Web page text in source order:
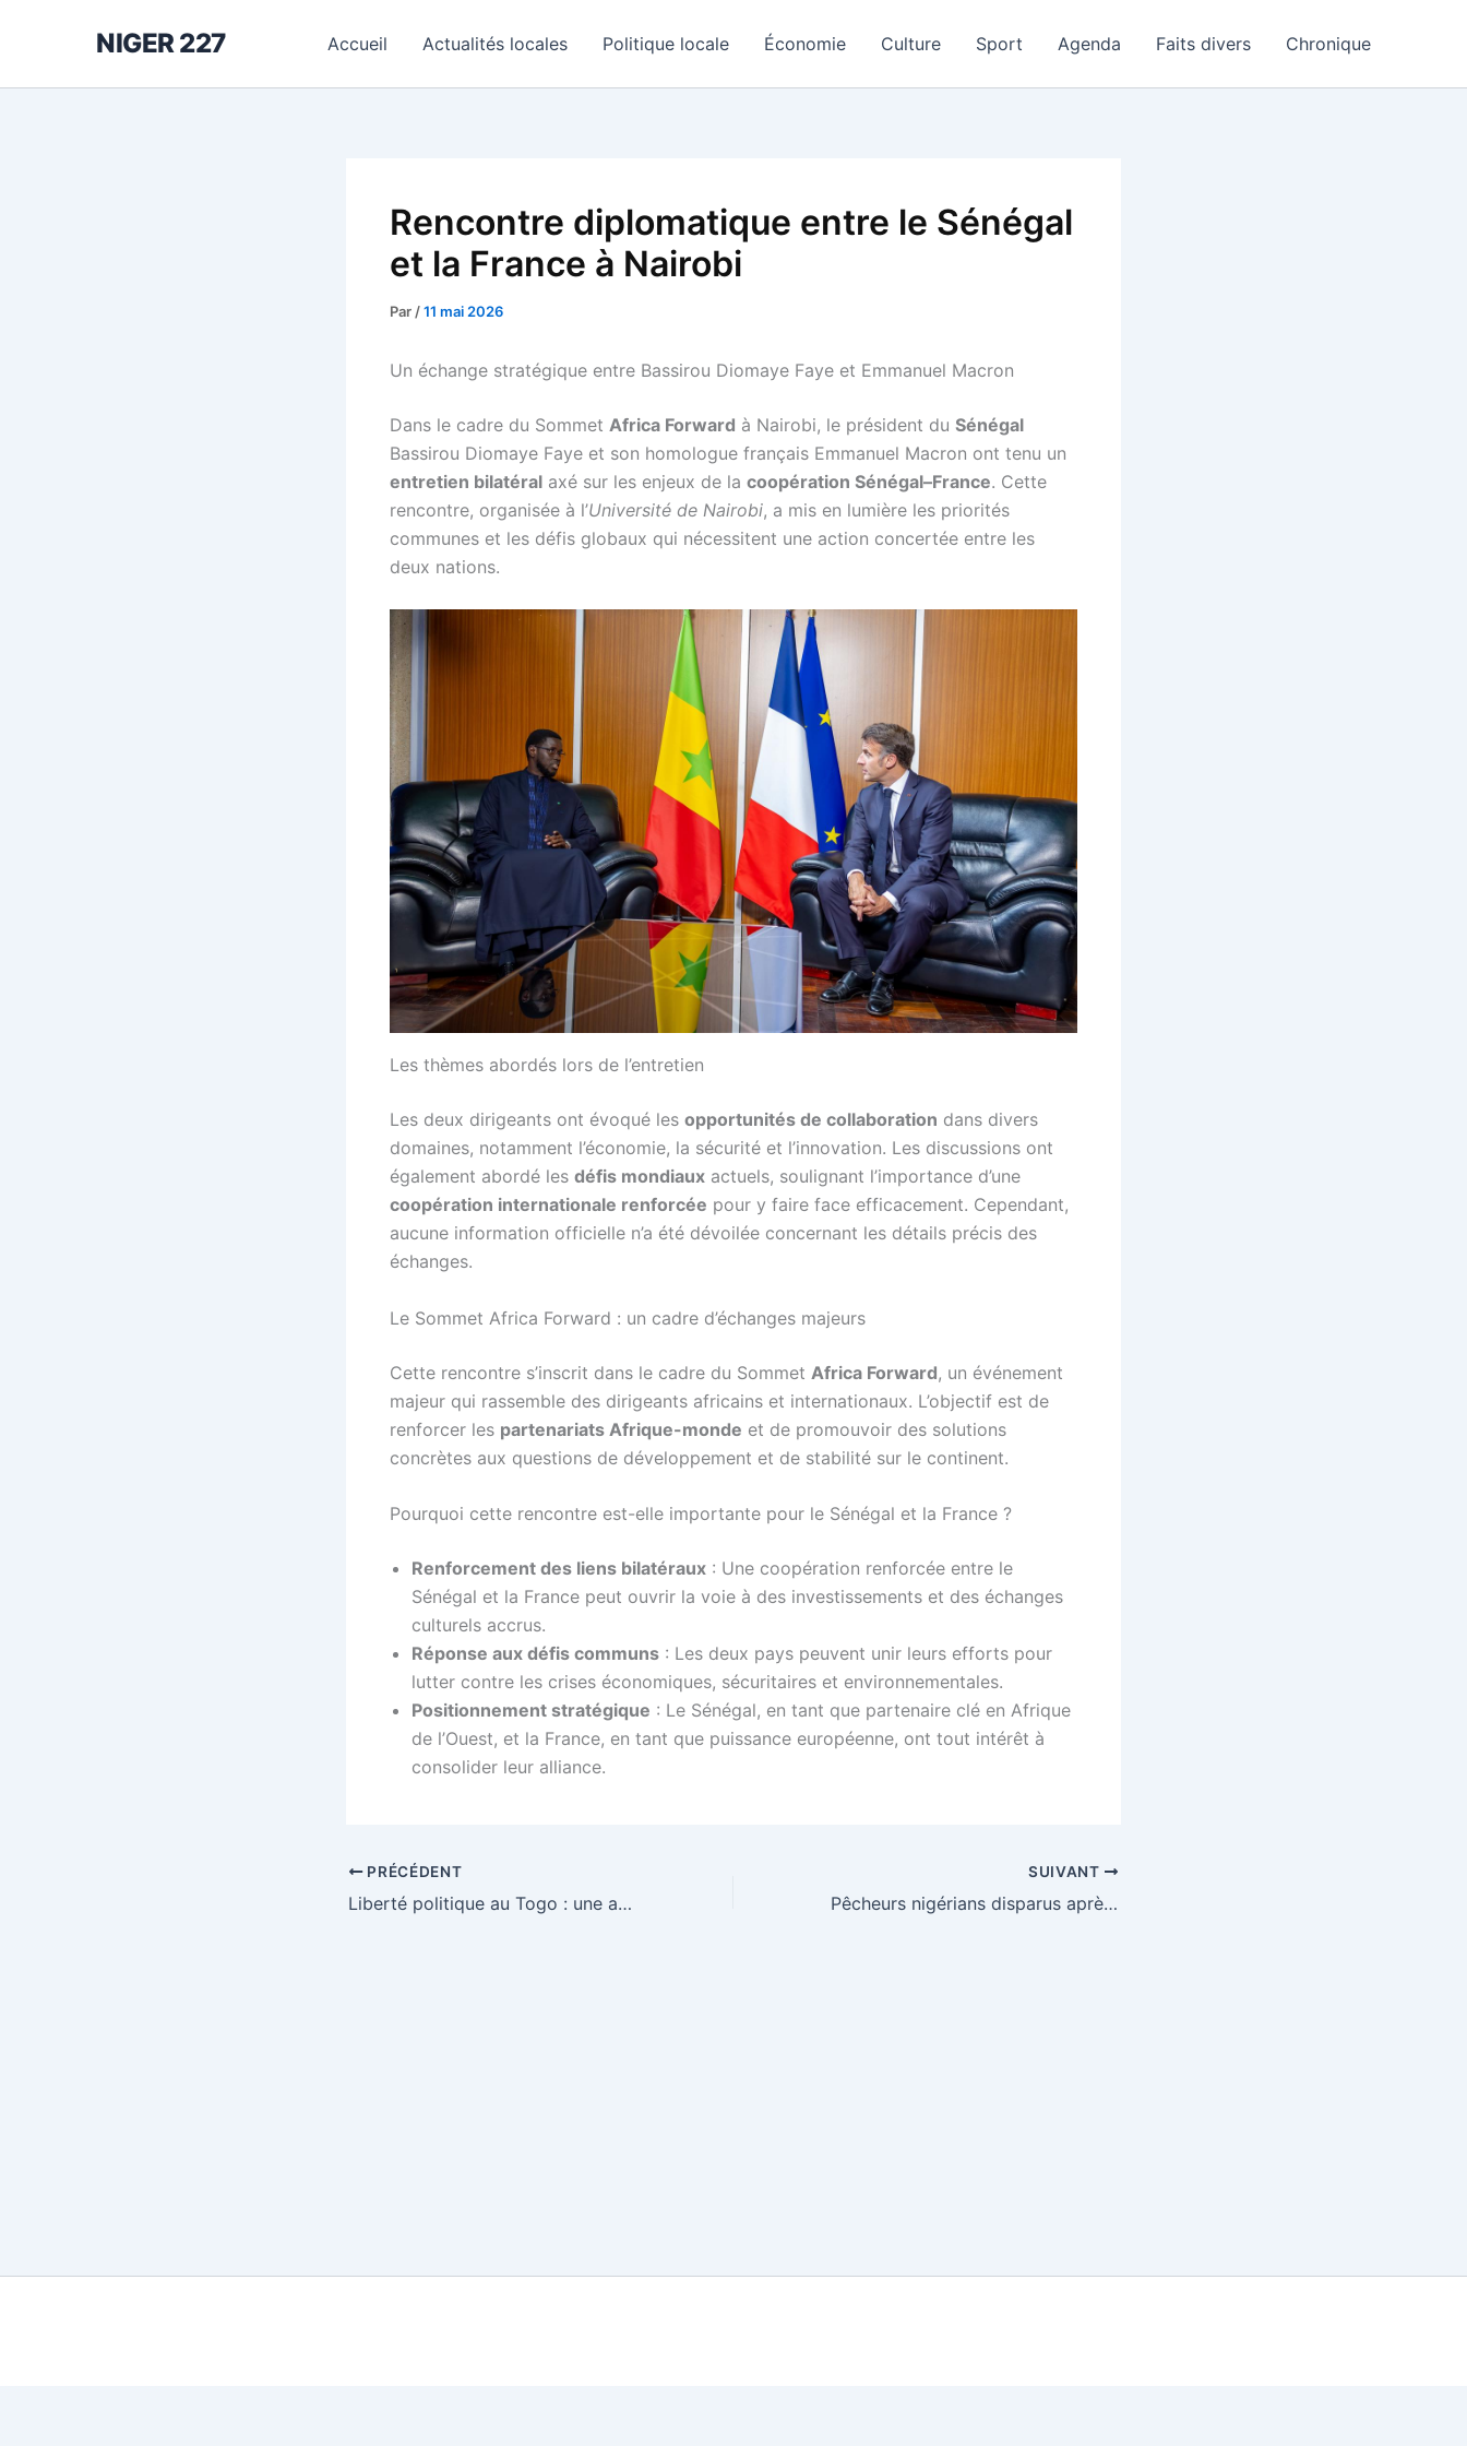
NIGER 227 Accueil Actualités locales Politique locale Économie Culture Sport Agenda Faits divers Chronique
Rencontre diplomatique entre le Sénégal
et la France à Nairobi
Par /11 mai 2026
Un échange stratégique entre Bassirou Diomaye Faye et Emmanuel Macron
Dans le cadre du Sommet Africa Forward à Nairobi, le président du Sénégal
Bassirou Diomaye Faye et son homologue français Emmanuel Macron ont tenu un
entretien bilatéral axé sur les enjeux de la coopération Sénégal–France. Cette
rencontre, organisée à l’Université de Nairobi, a mis en lumière les priorités
communes et les défis globaux qui nécessitent une action concertée entre les
deux nations.
Les thèmes abordés lors de l’entretien
Les deux dirigeants ont évoqué les opportunités de collaboration dans divers
domaines, notamment l’économie, la sécurité et l’innovation. Les discussions ont
également abordé les défis mondiaux actuels, soulignant l’importance d’une
coopération internationale renforcée pour y faire face efficacement. Cependant,
aucune information officielle n’a été dévoilée concernant les détails précis des
échanges.
Le Sommet Africa Forward : un cadre d’échanges majeurs
Cette rencontre s’inscrit dans le cadre du Sommet Africa Forward, un événement
majeur qui rassemble des dirigeants africains et internationaux. L’objectif est de
renforcer les partenariats Afrique-monde et de promouvoir des solutions
concrètes aux questions de développement et de stabilité sur le continent.
Pourquoi cette rencontre est-elle importante pour le Sénégal et la France ?
Renforcement des liens bilatéraux : Une coopération renforcée entre le
Sénégal et la France peut ouvrir la voie à des investissements et des échanges
culturels accrus.
Réponse aux défis communs : Les deux pays peuvent unir leurs efforts pour
lutter contre les crises économiques, sécuritaires et environnementales.
Positionnement stratégique : Le Sénégal, en tant que partenaire clé en Afrique
de l’Ouest, et la France, en tant que puissance européenne, ont tout intérêt à
consolider leur alliance.
PRÉCÉDENT
Liberté politique au Togo : une avancée ou un simple espoir passager ?
SUIVANT
Pêcheurs nigérians disparus après frappes au lac Tchad